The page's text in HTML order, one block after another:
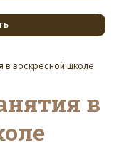
в воскресной школе
в